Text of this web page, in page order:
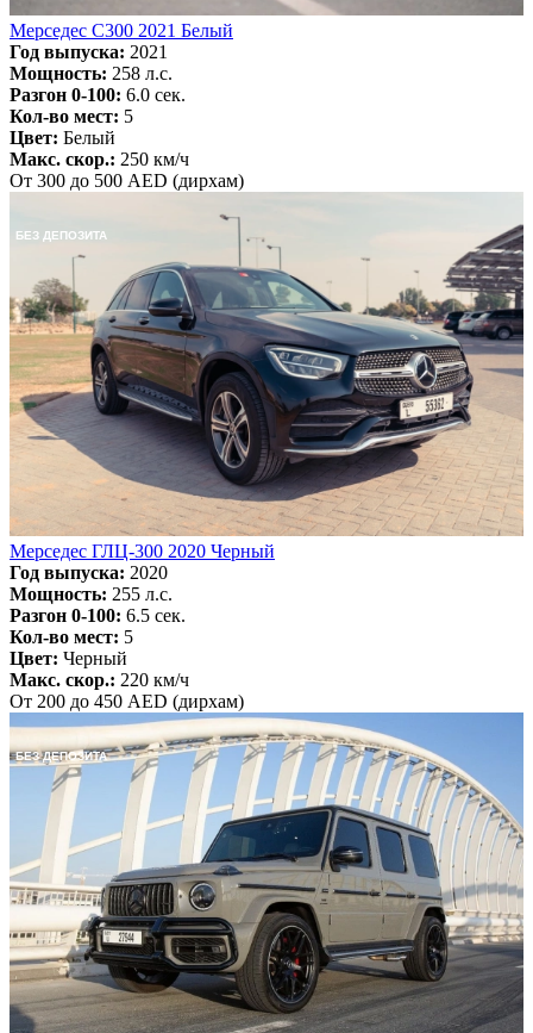
Мерседес C300 2021 Белый
Год выпуска: 2021
Мощность: 258 л.с.
Разгон 0-100: 6.0 сек.
Кол-во мест: 5
Цвет: Белый
Макс. скор.: 250 км/ч
От 300 до 500 AED (дирхам)
БЕЗ ДЕПОЗИТА
Мерседес ГЛЦ-300 2020 Черный
Год выпуска: 2020
Мощность: 255 л.с.
Разгон 0-100: 6.5 сек.
Кол-во мест: 5
Цвет: Черный
Макс. скор.: 220 км/ч
От 200 до 450 AED (дирхам)
БЕЗ ДЕПОЗИТА